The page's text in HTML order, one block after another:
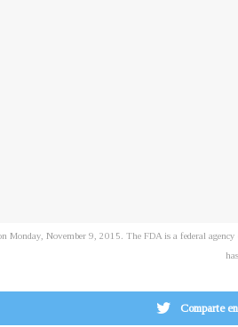
November 9, 2015. The FDA is a federal agency
Comparte